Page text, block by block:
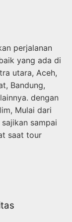
perjalanan
yang ada di
utara, Aceh,
Bandung,
dengan
Mulai dari
sampai
saat tour